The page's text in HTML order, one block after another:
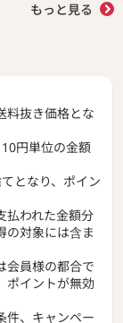
もっと見る
料抜き価格とな
円単位の金額
となり、ポイン
払われた金額分
の対象には含ま
会員様の都合で
ポイントが無効
件、キャンペー